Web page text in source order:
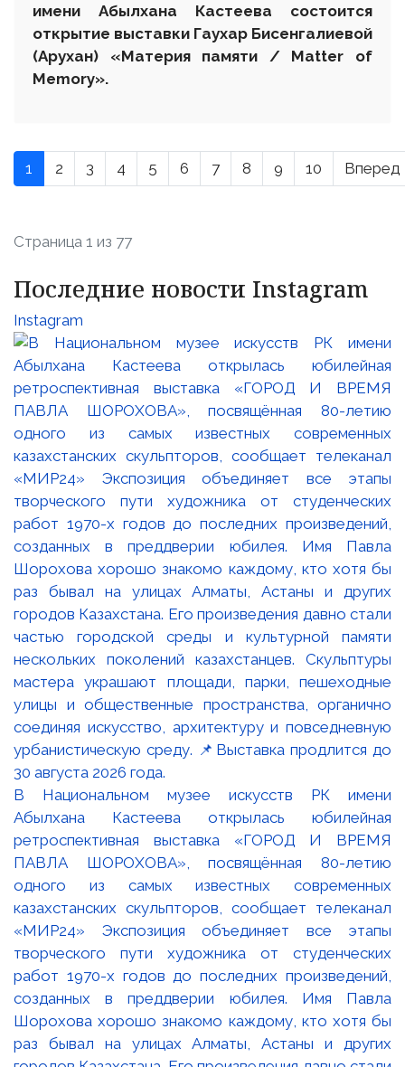
имени Абылхана Кастеева состоится
открытие выставки Гаухар Бисенгалиевой
(Арухан) «Материя памяти / Matter of
Memory».
1 2 3 4 5 6 7 8 9 10 Вперед
Страница 1 из 77
Последние новости Instagram
Instagram
В Национальном музее искусств РК имени
Абылхана Кастеева открылась юбилейная
ретроспективная выставка «ГОРОД И ВРЕМЯ
ПАВЛА ШОРОХОВА», посвящённая 80-летию
одного из самых известных современных
казахстанских скульпторов, сообщает телеканал
«МИР24» Экспозиция объединяет все этапы
творческого пути художника от студенческих
работ 1970-х годов до последних произведений,
созданных в преддверии юбилея. Имя Павла
Шорохова хорошо знакомо каждому, кто хотя бы
раз бывал на улицах Алматы, Астаны и других